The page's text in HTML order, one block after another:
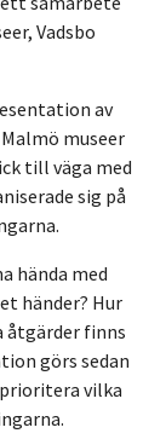
Vadsbo
av
museer
till väga med
sig på
hända med
händer? Hur
åtgärder finns
görs sedan
vilka